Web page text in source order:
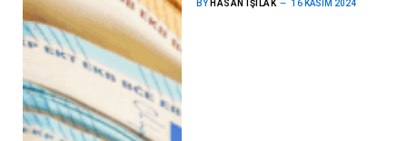
BY HASAN IŞILAK 16 KASIM 2024